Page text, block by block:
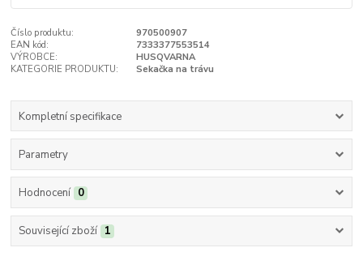
Číslo produktu:
970500907
EAN kód:
7333377553514
VÝROBCE:
HUSQVARNA
KATEGORIE PRODUKTU:
Sekačka na trávu
Kompletní specifikace
Parametry
Hodnocení 0
Související zboží 1